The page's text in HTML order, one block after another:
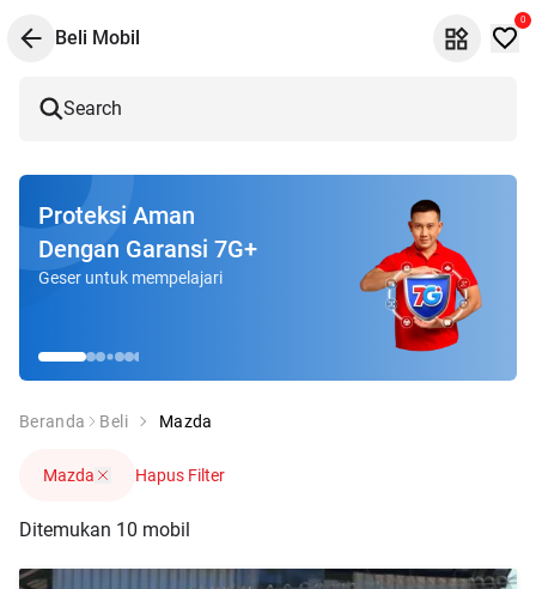
Beli Mobil
0
Search
Proteksi Aman
Dengan Garansi 7G+
Geser untuk mempelajari
Beranda Beli Mazda
Mazda Hapus Filter
Ditemukan 10 mobil